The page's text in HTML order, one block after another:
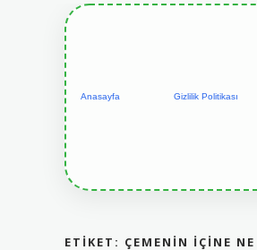
Anasayfa Gizlilik Politikası
ETIKET: ÇEMENIN IÇINE